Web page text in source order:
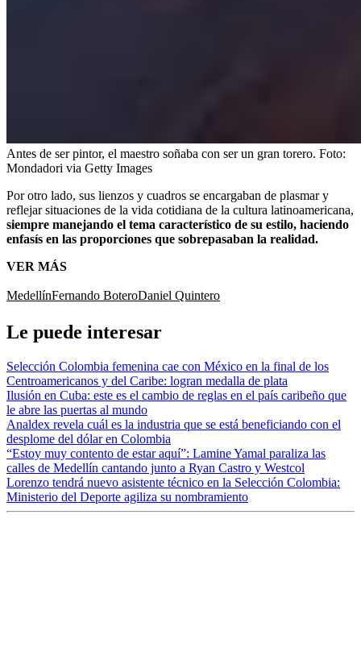
Antes de ser pintor, el maestro soñaba con ser un gran torero. Foto:
Mondadori via Getty Images
Por otro lado, sus lienzos y cuadros se encargaban de plasmar y
reflejar situaciones de la vida cotidiana de la cultura latinoamericana,
siempre manejando el tema característico de su estilo, haciendo
enfasís en las proporciones que sobrepasaban la realidad.
VER MÁS
MedellínFernando BoteroDaniel Quintero
Le puede interesar
Selección Colombia femenina cae con México en la final de los
Centroamericanos y del Caribe: logran medalla de plata
Ilusión en Cuba: este es el cambio de reglas en el país caribeño que
le abre las puertas al mundo
Analdex revela cuál es la industria que se está beneficiando con el
desplome del dólar en Colombia
“Estoy muy contento de estar aquí”: Lamine Yamal paraliza las
calles de Medellín cantando junto a Ryan Castro y Westcol
Lorenzo tendrá nuevo asistente técnico en la Selección Colombia:
Ministerio del Deporte agiliza su nombramiento